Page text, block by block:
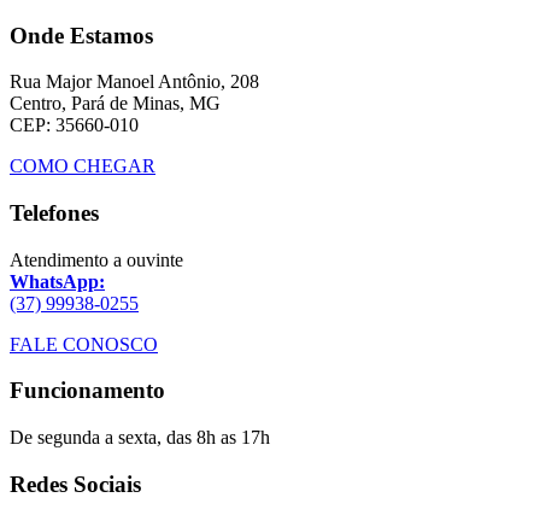
Onde Estamos
Rua Major Manoel Antônio, 208
Centro, Pará de Minas, MG
CEP: 35660-010
COMO CHEGAR
Telefones
Atendimento a ouvinte
WhatsApp:
(37) 99938-0255
FALE CONOSCO
Funcionamento
De segunda a sexta, das 8h as 17h
Redes Sociais